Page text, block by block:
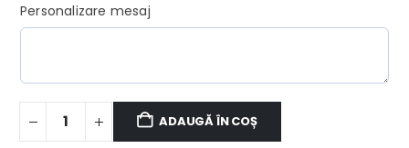
Personalizare mesaj
ADAUGĂ ÎN COȘ